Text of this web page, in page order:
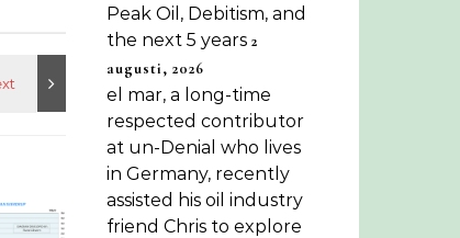
Peak Oil, Debitism, and
the next 5 years 2
augusti, 2026
el mar, a long-time
respected contributor
at un-Denial who lives
in Germany, recently
assisted his oil industry
friend Chris to explore